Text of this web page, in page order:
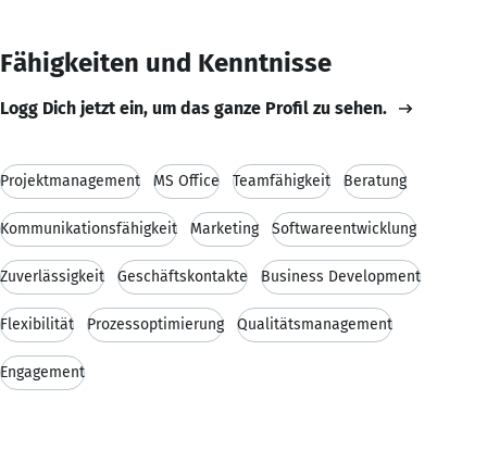
Fähigkeiten und Kenntnisse
Logg Dich jetzt ein, um das ganze Profil zu sehen.
Projektmanagement MS Office Teamfähigkeit Beratung
Kommunikationsfähigkeit Marketing Softwareentwicklung
Zuverlässigkeit Geschäftskontakte Business Development
Flexibilität Prozessoptimierung Qualitätsmanagement
Engagement